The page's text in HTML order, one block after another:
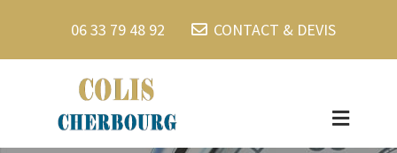
06 33 79 48 92 CONTACT & DEVIS